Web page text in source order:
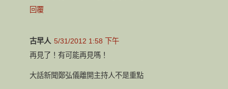
回覆
古早人 5/31/2012 1:58 下午
再見了！有可能再見嗎！
大話新聞鄭弘儀離開主持人不是重點